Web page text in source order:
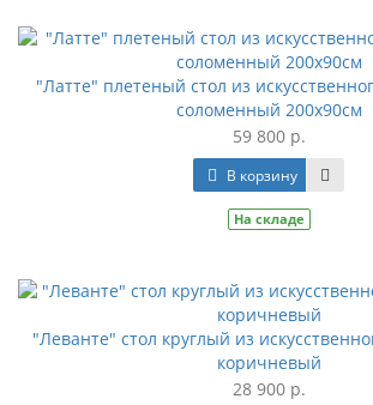
"Латте" плетеный стол из
соломенный 200х90см
59 800 р.
В корзину
На складе
"Леванте" стол круглый из
коричневый
28 900 р.